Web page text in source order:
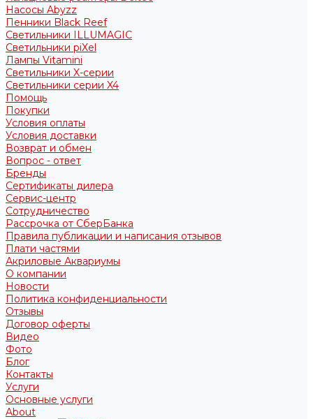
Насосы Abyzz
Пенники Black Reef
Светильники ILLUMAGIC
Светильники piXel
Лампы Vitamini
Светильники X-серии
Светильники серии X4
Помощь
Покупки
Условия оплаты
Условия доставки
Возврат и обмен
Вопрос - ответ
Бренды
Сертификаты дилера
Сервис-центр
Сотрудничество
Рассрочка от СберБанка
Правила публикации и написания отзывов
Плати частями
Акриловые Аквариумы
О компании
Новости
Политика конфиденциальности
Отзывы
Договор оферты
Видео
Фото
Блог
Контакты
Услуги
Основные услуги
About